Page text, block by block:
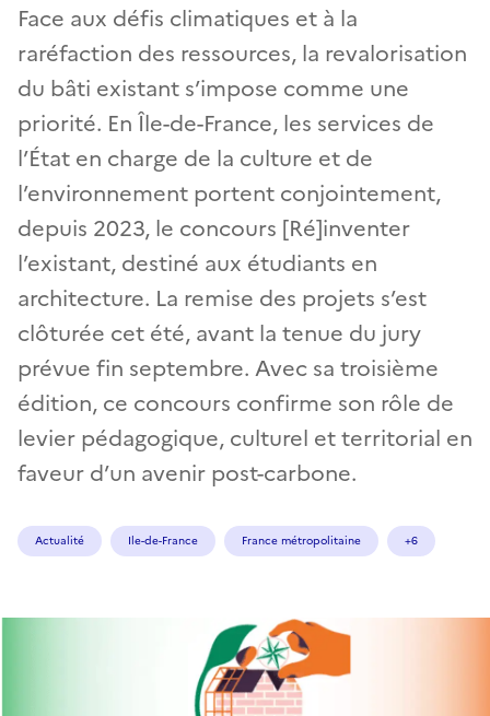
Face aux défis climatiques et à la
raréfaction des ressources, la revalorisation
du bâti existant s’impose comme une
priorité. En Île-de-France, les services de
l’État en charge de la culture et de
l’environnement portent conjointement,
depuis 2023, le concours [Ré]inventer
l’existant, destiné aux étudiants en
architecture. La remise des projets s’est
clôturée cet été, avant la tenue du jury
prévue fin septembre. Avec sa troisième
édition, ce concours confirme son rôle de
levier pédagogique, culturel et territorial en
faveur d’un avenir post-carbone.
Actualité Ile-de-France France métropolitaine +6